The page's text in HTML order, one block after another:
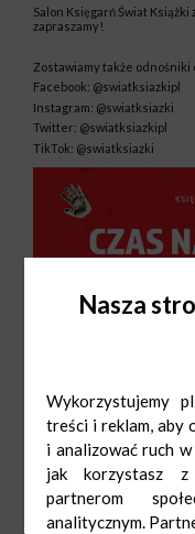
Salon Księgarń Świat
zapraszamy!
Zostawiamy także
Facebook: @swiatksiazkipl
Instagram: @swiatksiazki
Twitter: @swiatksiazkipl
TikTok: @swiatksiazki
Nasza
Wykorzystujemy
treści i reklam, aby
i analizować ruch
jak korzystasz z
partnerom
analitycznym.